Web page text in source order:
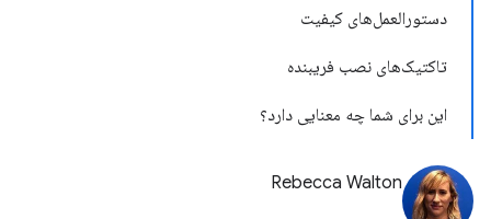
دستورالعمل‌های کیفیت
تاکتیک‌های نصب فریبنده
این برای شما چه معنایی دارد؟
Rebecca Walton